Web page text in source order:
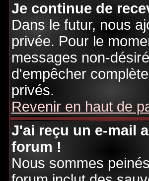
Je continue de
Dans le futur, nous
privée. Pour le
messages non-
d'empêcher
privés.
Revenir en haut de
J'ai reçu un e-mail
forum !
Nous sommes